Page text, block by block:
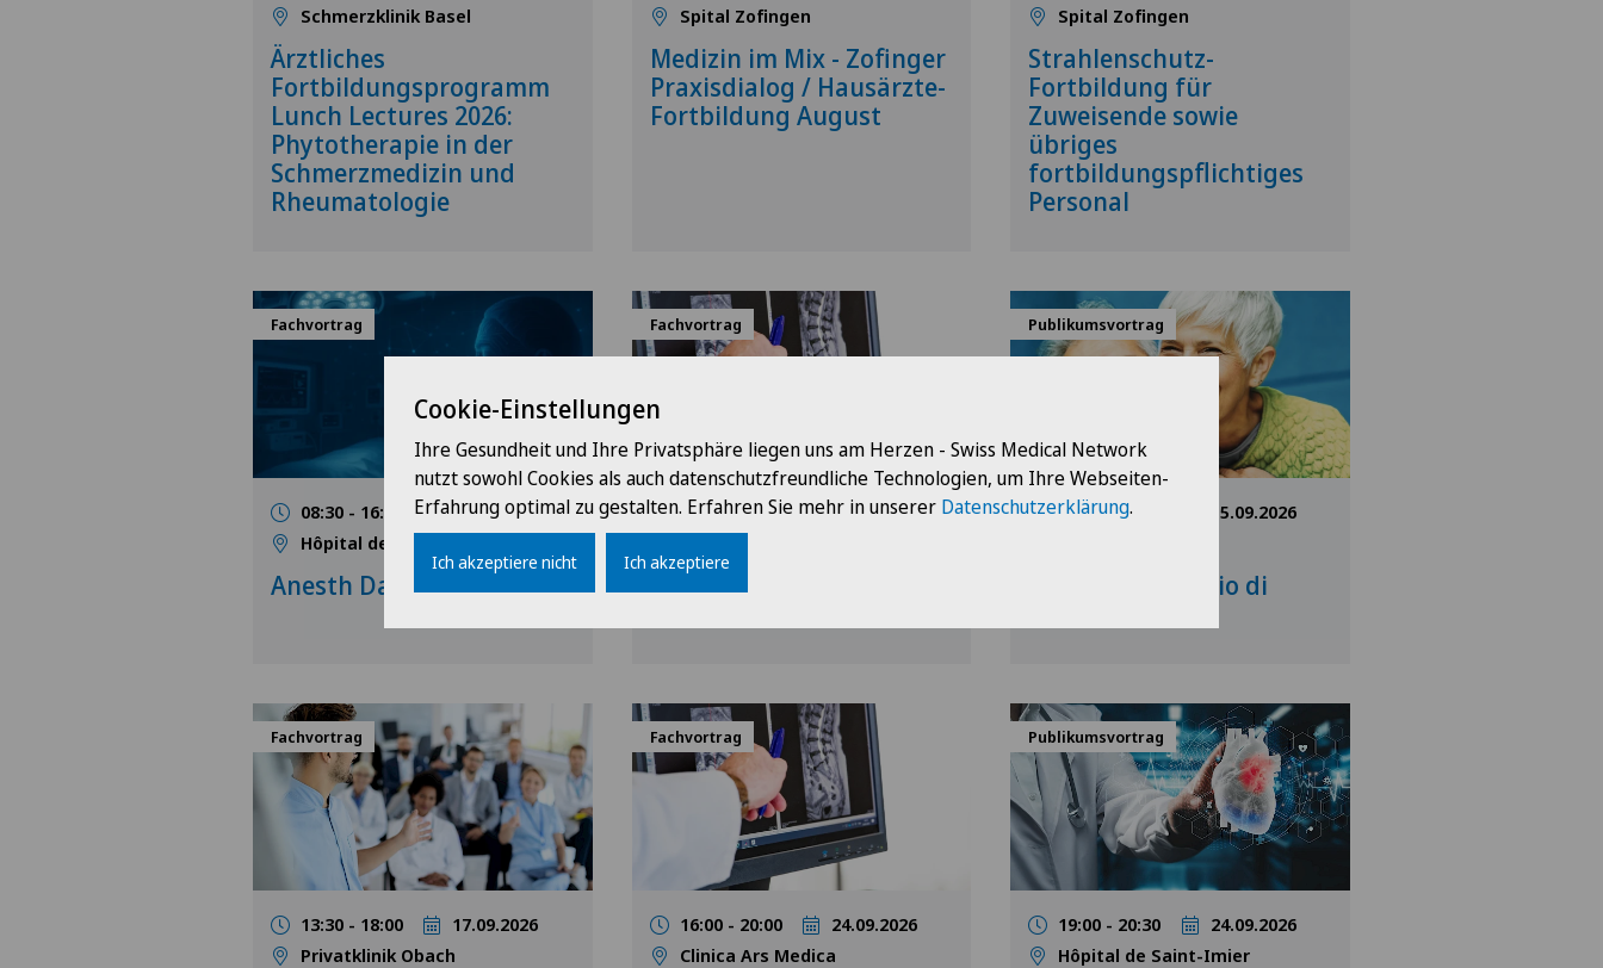
Schmerzklinik Basel
Ärztliches
Fortbildungsprogramm
Lunch Lectures 2026:
Phytotherapie in der
Schmerzmedizin und
Rheumatologie
Spital Zofingen
Medizin im Mix - Zofinger
Praxisdialog / Hausärzte-
Fortbildung August
Spital Zofingen
Strahlenschutz-
Fortbildung für
Zuweisende sowie
übriges
fortbildungspflichtiges
Personal
Fachvortrag
08:30 - 16:30
05.09.2026
Hôpital de La Providence
Anesth Day 2026
Fachvortrag
16:00 - 20:00
10.09.2026
Simposio di perinatologia
Publikumsvortrag
18:30 - 20:30
15.09.2026
Anziani e il rischio di
Fachvortrag
13:30 - 18:00
17.09.2026
Privatklinik Obach
Fachvortrag
16:00 - 20:00
24.09.2026
Clinica Ars Medica
Publikumsvortrag
19:00 - 20:30
24.09.2026
Hôpital de Saint-Imier
Cookie-Einstellungen
Ihre Gesundheit und Ihre Privatsphäre liegen uns am Herzen - Swiss Medical Network
nutzt sowohl Cookies als auch datenschutzfreundliche Technologien, um Ihre Webseiten-
Erfahrung optimal zu gestalten. Erfahren Sie mehr in unserer Datenschutzerklärung.
Ich akzeptiere nicht Ich akzeptiere